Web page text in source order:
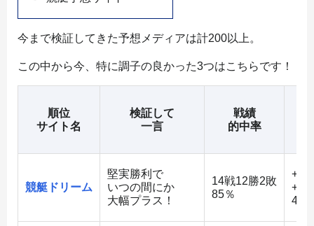
今まで検証してきた予想メディアは計200以上。
この中から今、特に調子の良かった3つはこちらです！
順位
サイト名
検証して
一言
戦績
的中率
競艇ドリーム
堅実勝利で
いつの間にか
大幅プラス！
14戦12勝2敗
85％
485